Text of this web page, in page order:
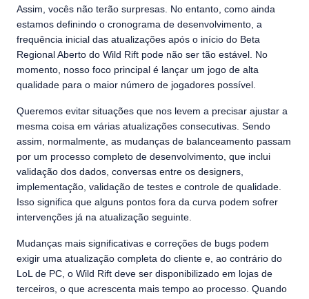
Assim, vocês não terão surpresas. No entanto, como ainda
estamos definindo o cronograma de desenvolvimento, a
frequência inicial das atualizações após o início do Beta
Regional Aberto do Wild Rift pode não ser tão estável. No
momento, nosso foco principal é lançar um jogo de alta
qualidade para o maior número de jogadores possível.
Queremos evitar situações que nos levem a precisar ajustar a
mesma coisa em várias atualizações consecutivas. Sendo
assim, normalmente, as mudanças de balanceamento passam
por um processo completo de desenvolvimento, que inclui
validação dos dados, conversas entre os designers,
implementação, validação de testes e controle de qualidade.
Isso significa que alguns pontos fora da curva podem sofrer
intervenções já na atualização seguinte.
Mudanças mais significativas e correções de bugs podem
exigir uma atualização completa do cliente e, ao contrário do
LoL de PC, o Wild Rift deve ser disponibilizado em lojas de
terceiros, o que acrescenta mais tempo ao processo. Quando